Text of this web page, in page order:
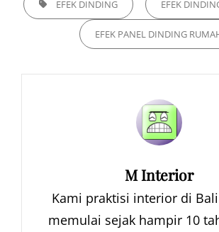
EFEK DINDING EFEK
EFEK PANEL DINDING
Author:
M Interior
Kami praktisi interior di
memulai sejak hampir 10